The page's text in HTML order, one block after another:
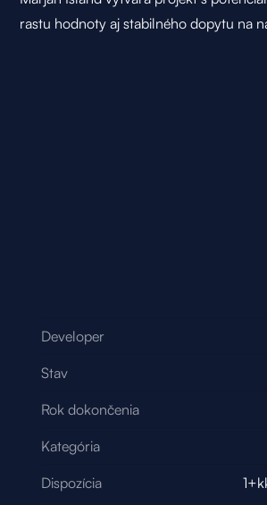
rastu hodnoty aj stabilného dopytu na
Developer
Stav
Rok dokončenia
Kategória
Dispozícia